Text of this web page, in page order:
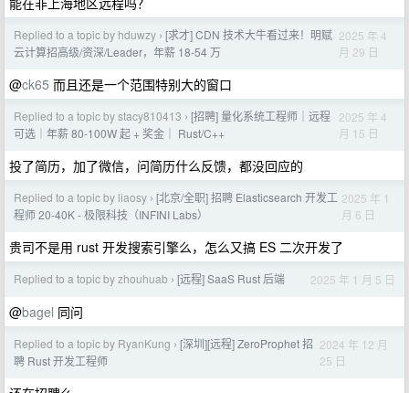
Replied to a topic by hduwzy › [求才] CDN 技术大牛看过来！明赋
云计算招高级/资深/Leader，年薪 18-54 万
2025 年 4
月 29 日
@ck65 而且还是一个范围特别大的窗口
Replied to a topic by stacy810413 › [招聘] 量化系统工程师｜远程
可选｜年薪 80-100W 起 + 奖金｜ Rust/C++
2025 年 4
月 15 日
投了简历，加了微信，问简历什么反馈，都没回应的
Replied to a topic by liaosy › [北京/全职] 招聘 Elasticsearch 开发工
程师 20-40K - 极限科技（INFINI Labs）
2025 年 1
月 6 日
贵司不是用 rust 开发搜索引擎么，怎么又搞 ES 二次开发了
Replied to a topic by zhouhuab › [远程] SaaS Rust 后端 2025 年 1 月 5 日
@bagel 同问
Replied to a topic by RyanKung › [深圳][远程] ZeroProphet 招
聘 Rust 开发工程师
2024 年 12 月
25 日